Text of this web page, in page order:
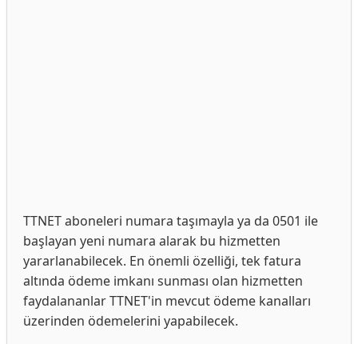
TTNET aboneleri numara taşımayla ya da 0501 ile
başlayan yeni numara alarak bu hizmetten
yararlanabilecek. En önemli özelliği, tek fatura
altında ödeme imkanı sunması olan hizmetten
faydalananlar TTNET'in mevcut ödeme kanalları
üzerinden ödemelerini yapabilecek.